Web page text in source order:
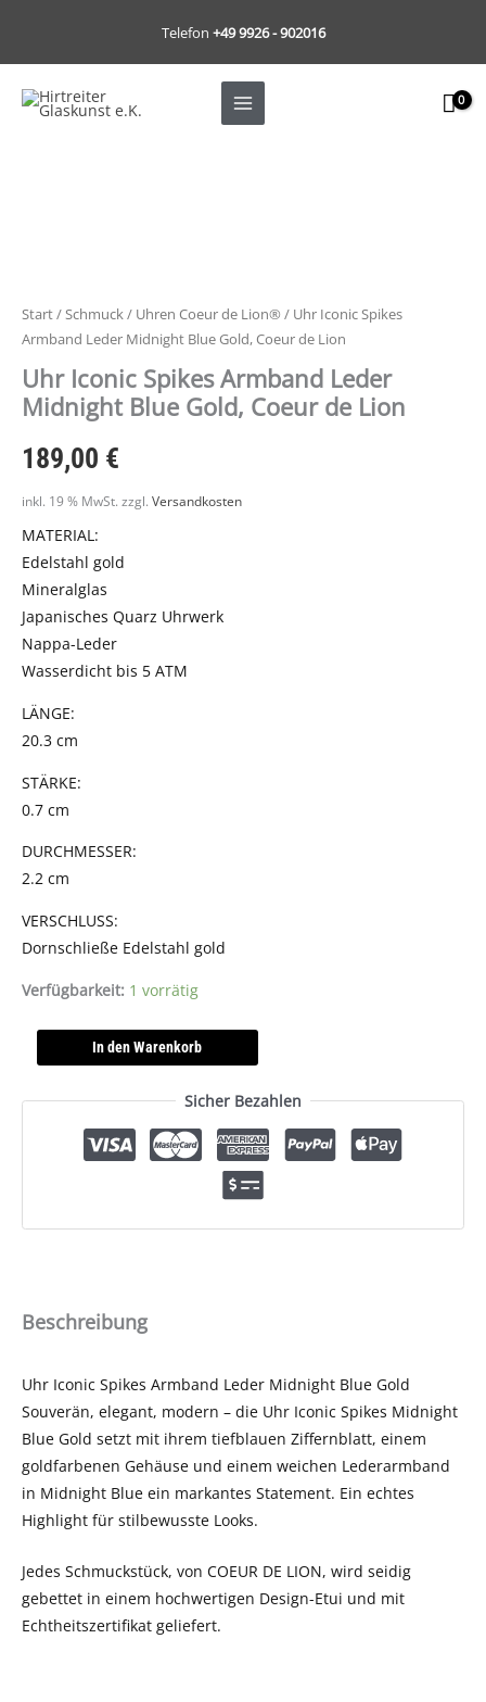
springen
Telefon +49 9926 - 902016
Start/Schmuck/ Uhren Coeur de Lion® / Uhr Iconic Spikes
Armband Leder Midnight Blue Gold, Coeur de Lion
Uhr Iconic Spikes Armband Leder
Midnight Blue Gold, Coeur de Lion
189,00 €
inkl. 19 % MwSt. zzgl. Versandkosten
MATERIAL:
Edelstahl gold
Mineralglas
Japanisches Quarz Uhrwerk
Nappa-Leder
Wasserdicht bis 5 ATM
LÄNGE:
20.3 cm
STÄRKE:
0.7 cm
DURCHMESSER:
2.2 cm
VERSCHLUSS:
Dornschließe Edelstahl gold
Verfügbarkeit: 1 vorrätig
Midnight
Blue
Gold,
Coeur
de
Lion
Menge
In den Warenkorb
Sicher Bezahlen
Beschreibung
Uhr Iconic Spikes Armband Leder Midnight Blue Gold
Souverän, elegant, modern – die Uhr Iconic Spikes Midnight
Blue Gold setzt mit ihrem tiefblauen Ziffernblatt, einem
goldfarbenen Gehäuse und einem weichen Lederarmband
in Midnight Blue ein markantes Statement. Ein echtes
Highlight für stilbewusste Looks.
Jedes Schmuckstück, von COEUR DE LION, wird seidig
gebettet in einem hochwertigen Design-Etui und mit
Echtheitszertifikat geliefert.